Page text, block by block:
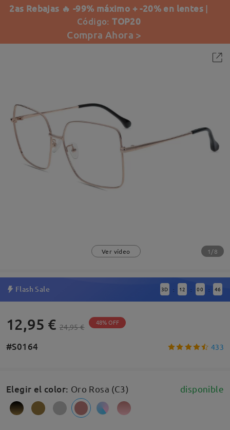
2as Rebajas 🔥 -99% máximo + -20% en lentes |
Código:TOP20
Compra Ahora >
Ver vídeo 1/8
Flash Sale 3D : 12 : 00 : 45
12,95 € 24,95 € 48% OFF
#S0164 433
Elegir el color: Oro Rosa (C3) disponible